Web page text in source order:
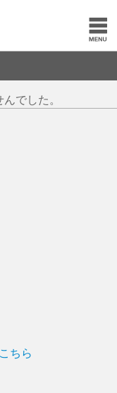
でした。
ちら